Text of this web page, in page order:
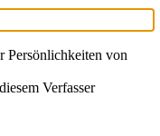
Persönlichkeiten von
Verfasser